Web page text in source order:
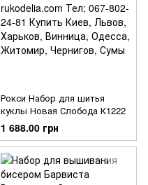
Рокси Набор для шитья
куклы Новая Слобода К1222
1 688.00 грн